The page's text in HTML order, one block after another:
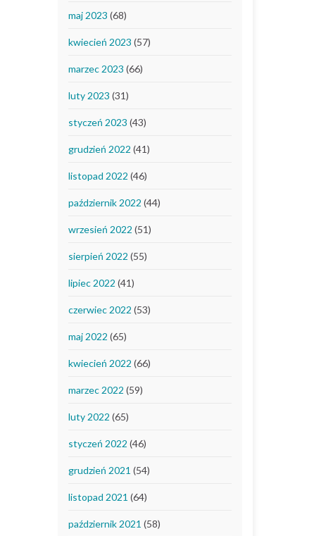
maj 2023 (68)
kwiecień 2023 (57)
marzec 2023 (66)
luty 2023 (31)
styczeń 2023 (43)
grudzień 2022 (41)
listopad 2022 (46)
październik 2022 (44)
wrzesień 2022 (51)
sierpień 2022 (55)
lipiec 2022 (41)
czerwiec 2022 (53)
maj 2022 (65)
kwiecień 2022 (66)
marzec 2022 (59)
luty 2022 (65)
styczeń 2022 (46)
grudzień 2021 (54)
listopad 2021 (64)
październik 2021 (58)